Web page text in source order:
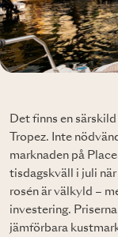
Det finns en
Tropez. Inte
marknaden på
tisdagskväll i juli
rosén är välkyld –
investering.
jämförbara